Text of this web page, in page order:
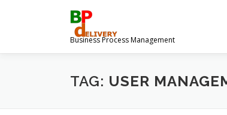
Business Process Management
TAG: USER